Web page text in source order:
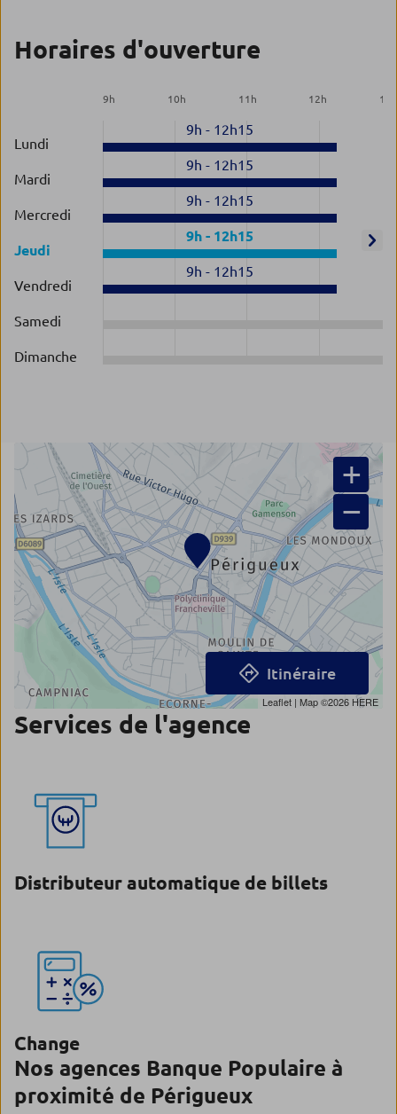
Horaires d'ouverture
9h 10h 11 h 12h 13
Lundi
9h - 12h15
Mardi
9h - 12h15
Mercredi
9h - 12h15
Jeudi
9h - 12h15
Vendredi
9h - 12h15
Samedi
Dimanche
+
−
Leaflet | Map ©2026 HERE
Itinéraire
Services de l'agence
Distributeur automatique de billets
Change
Nos agences Banque Populaire à
proximité de Périgueux